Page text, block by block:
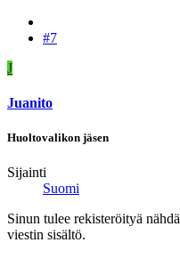
#7
J
Juanito
Huoltovalikon jäsen
Sijainti
Suomi
Sinun tulee rekisteröityä
viestin sisältö.